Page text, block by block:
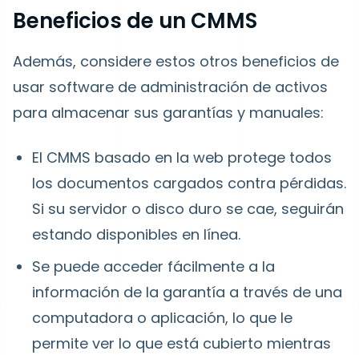
Beneficios de un CMMS
Además, considere estos otros beneficios de
usar software de administración de activos
para almacenar sus garantías y manuales:
El CMMS basado en la web protege todos
los documentos cargados contra pérdidas.
Si su servidor o disco duro se cae, seguirán
estando disponibles en línea.
Se puede acceder fácilmente a la
información de la garantía a través de una
computadora o aplicación, lo que le
permite ver lo que está cubierto mientras